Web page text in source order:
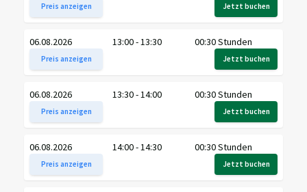
Preis anzeigen Jetzt buchen
06.08.2026 13:00 - 13:30 00:30 Stunden
Preis anzeigen Jetzt buchen
06.08.2026 13:30 - 14:00 00:30 Stunden
Preis anzeigen Jetzt buchen
06.08.2026 14:00 - 14:30 00:30 Stunden
Preis anzeigen Jetzt buchen